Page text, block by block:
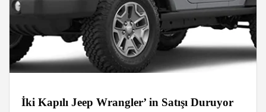
İki Kapılı Jeep Wrangler’ in Satışı Duruyor